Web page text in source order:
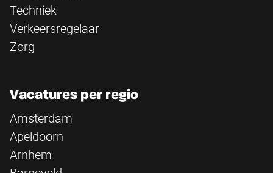
Techniek
Verkeersregelaar
Zorg
Vacatures per regio
Amsterdam
Apeldoorn
Arnhem